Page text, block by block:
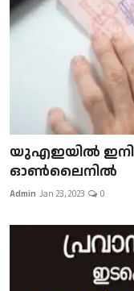
യുഎഇയിൽ
ഓൺലൈനിൽ
Admin Jan 23, 2023 0